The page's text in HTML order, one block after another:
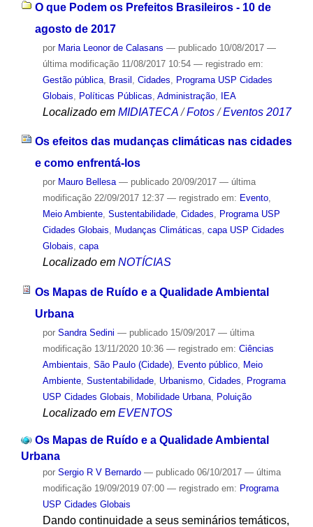
O que Podem os Prefeitos Brasileiros - 10 de
agosto de 2017
por Maria Leonor de Calasans — publicado10/08/2017 —
última modificação11/08/2017 10:54 — registrado em:
Gestão pública, Brasil Cidades
Programa USP Cidades
Globais
Políticas Públicas Administração, IEA
Localizado em MIDIATECA /Fotos /Eventos 2017
Os efeitos das mudanças climáticas nas cidades
e como enfrentá-los
por Mauro Bellesa — publicado20/09/2017 — última
modificação22/09/2017 12:37 — registrado em: Evento,
Meio Ambiente, Sustentabilidade, Cidades, Programa USP
Cidades Globais, Mudanças Climáticas, capa USP Cidades
Globais, capa
Localizado em NOTÍCIAS
Os Mapas de Ruído e a Qualidade Ambiental
Urbana
por Sandra Sedini — publicado15/09/2017 — última
modificação13/11/2020 10:36 — registrado em: Ciências
Ambientais, São Paulo (Cidade), Evento público, Meio
Ambiente, Sustentabilidade, Urbanismo, Cidades, Programa
USP Cidades Globais, Mobilidade Urbana, Poluição
Localizado em EVENTOS
Os Mapas de Ruído e a Qualidade Ambiental
Urbana
por Sergio R V Bernardo — publicado06/10/2017 — última
modificação19/09/2019 07:00 — registrado em: Programa
USP Cidades Globais
Dando continuidade a seus seminários temáticos,